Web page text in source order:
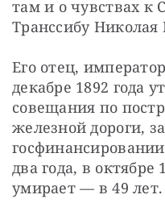
там и о чувствах к
Транссибу Николая
Его отец,
декабре 1892 года
совещания по
железной дороги,
два года, в октябре
умирает — в 49